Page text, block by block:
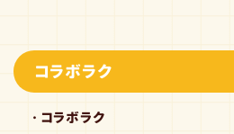
コラボラク
コラボラク